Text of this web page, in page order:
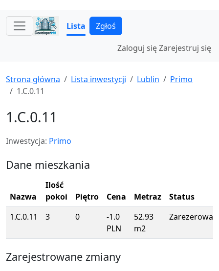
Lista Zgłoś
Zaloguj sięZarejestruj się
Strona główna Lista inwestycji Lublin
Primo
1.C.0.11
1.C.0.11
Inwestycja: Primo
Dane mieszkania
Nazwa
Ilość
pokoi
Piętro Cena Metraz
Status
1.C.0.11
3 0
-1.0
PLN
52.93
m2
Zarejestrowane zmiany